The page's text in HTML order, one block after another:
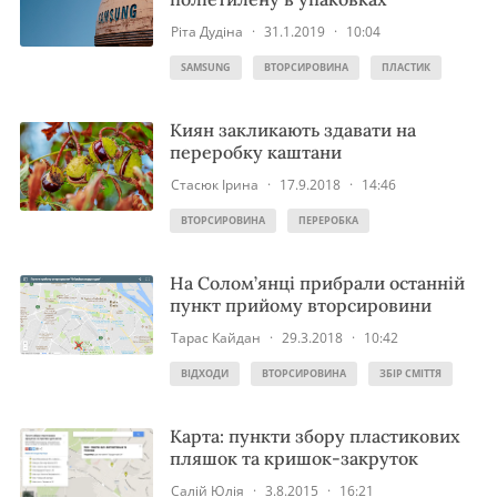
Ріта Дудіна · 31.1.2019 · 10:04
SAMSUNG ВТОРСИРОВИНА ПЛАСТИК
Киян закликають здавати на
переробку каштани
Стасюк Ірина · 17.9.2018 · 14:46
ВТОРСИРОВИНА ПЕРЕРОБКА
На Солом’янці прибрали останній
пункт прийому вторсировини
Тарас Кайдан · 29.3.2018 · 10:42
ВІДХОДИ ВТОРСИРОВИНА ЗБІР СМІТТЯ
Карта: пункти збору пластикових
пляшок та кришок-закруток
Салій Юлія · 3.8.2015 · 16:21